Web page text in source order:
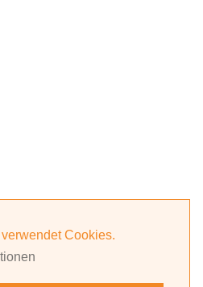
Cookies.